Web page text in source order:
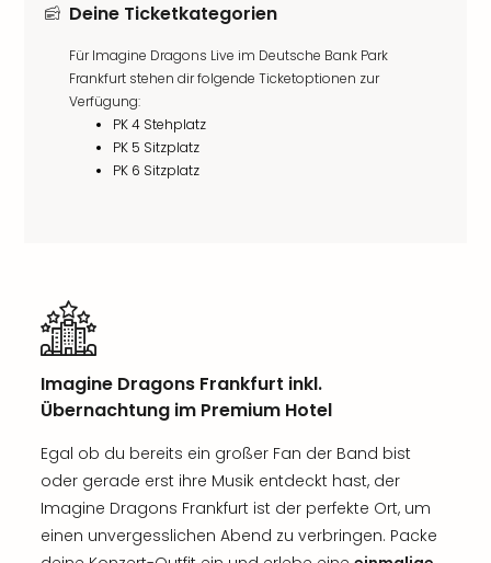
Deine Ticketkategorien
Für Imagine Dragons Live im Deutsche Bank Park
Frankfurt stehen dir folgende Ticketoptionen zur
Verfügung:
PK 4 Stehplatz
PK 5 Sitzplatz
PK 6 Sitzplatz
Imagine Dragons Frankfurt inkl.
Übernachtung im Premium Hotel
Egal ob du bereits ein großer Fan der Band bist
oder gerade erst ihre Musik entdeckt hast, der
Imagine Dragons Frankfurt ist der perfekte Ort, um
einen unvergesslichen Abend zu verbringen. Packe